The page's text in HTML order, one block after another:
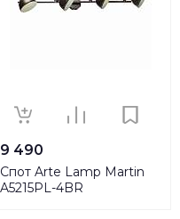
9 490
Спот Arte Lamp Martin
A5215PL-4BR